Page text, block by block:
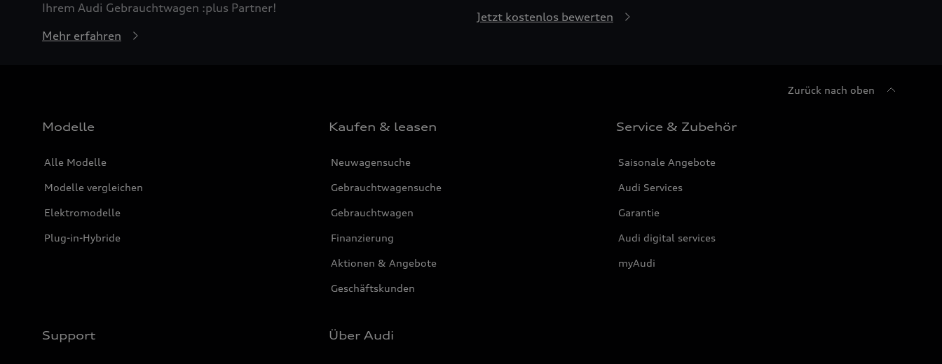
Ihrem Audi Gebrauchtwagen :plus Partner!
Mehr erfahren
Jetzt kostenlos bewerten
Zurück nach oben
Modelle
Alle Modelle
Modelle vergleichen
Elektromodelle
Plug-in-Hybride
Kaufen & leasen
Neuwagensuche
Gebrauchtwagensuche
Gebrauchtwagen
Finanzierung
Aktionen & Angebote
Geschäftskunden
Service & Zubehör
Saisonale Angebote
Audi Services
Garantie
Audi digital services
myAudi
Support Über Audi